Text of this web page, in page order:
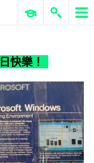
快樂！
ERP 與商業 AI
快樂！